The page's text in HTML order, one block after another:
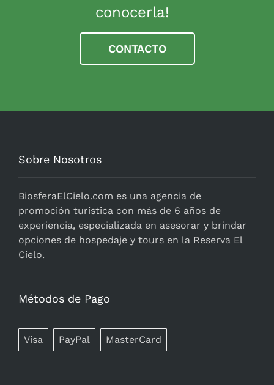
conocerla!
CONTACTO
Sobre Nosotros
BiosferaElCielo.com es una agencia de
promoción turistica con más de 6 años de
experiencia, especializada en asesorar y brindar
opciones de hospedaje y tours en la Reserva El
Cielo.
Métodos de Pago
Visa PayPal MasterCard